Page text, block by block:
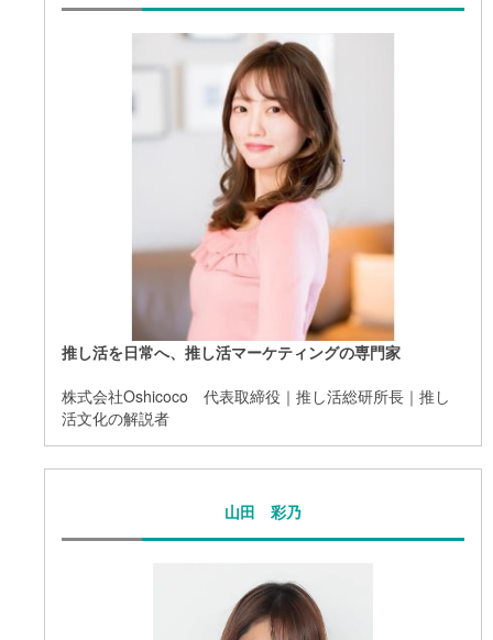
推し活を日常へ、推し活マーケティングの専門家
株式会社Oshicoco 代表取締役｜推し活総研所長｜推し
活文化の解説者
山田 彩乃